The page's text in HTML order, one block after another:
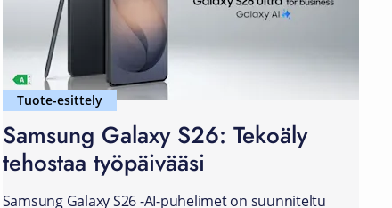
Tuote-esittely
Samsung Galaxy S26: Tekoäly
tehostaa työpäivääsi
Samsung Galaxy S26 -AI-puhelimet on suunniteltu